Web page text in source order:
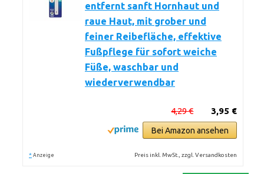
entfernt sanft Hornhaut und
raue Haut, mit grober und
feiner Reibefläche, effektive
Fußpflege für sofort weiche
Füße, waschbar und
wiederverwendbar
3,95 €
4,29 €
Bei Amazon ansehen
* Anzeige Preis inkl. MwSt., zzgl. Versandkosten